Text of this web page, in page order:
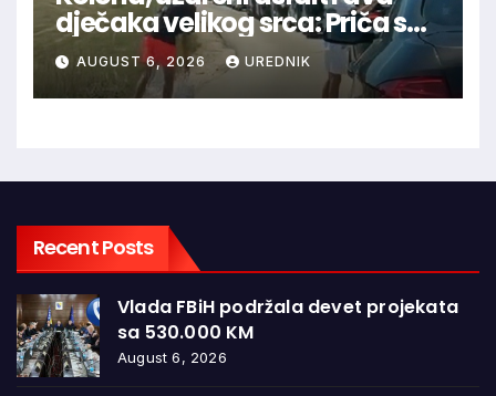
dječaka velikog srca: Priča s
granice oduševila regiju
AUGUST 6, 2026 UREDNIK
Recent Posts
Vlada FBiH podržala devet projekata
sa 530.000 KM
August 6, 2026